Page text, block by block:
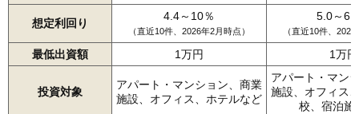
想定利回り
4.4～10％
（直近10件、2026年2月時点）
5.0～
（直近10件、
最低出資額 1万円 1万円
投資対象
アパート・マンション、商業
施設、オフィス、ホテルなど
アパート・マン
施設、オフィス
校、宿泊施